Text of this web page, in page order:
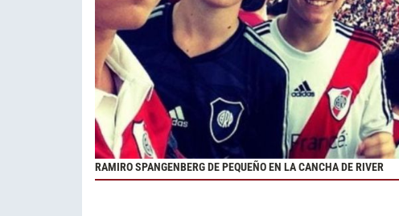
RAMIRO SPANGENBERG DE PEQUEÑO EN LA CANCHA DE RIVER